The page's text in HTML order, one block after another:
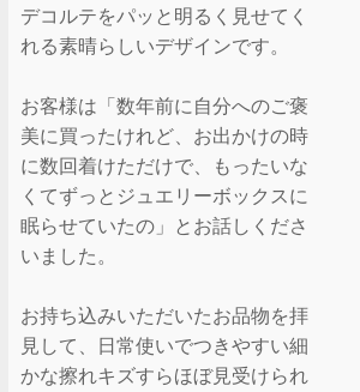
デコルテをパッと明るく見せてく
れる素晴らしいデザインです。
お客様は「数年前に自分へのご褒
美に買ったけれど、お出かけの時
に数回着けただけで、もったいな
くてずっとジュエリーボックスに
眠らせていたの」とお話しくださ
いました。
お持ち込みいただいたお品物を拝
見して、日常使いでつきやすい細
かな擦れキズすらほぼ見受けられ